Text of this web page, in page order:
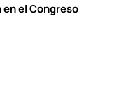
el Congreso